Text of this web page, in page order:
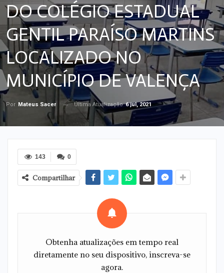
DO COLÉGIO ESTADUAL
GENTIL PARAÍSO MARTINS
LOCALIZADO NO
MUNICÍPIO DE VALENÇA
Por Mateus Sacer Última Atualização6 jul, 2021
0
143
Compartilhar
Obtenha atualizações em tempo real
diretamente no seu dispositivo, inscreva-se
agora.